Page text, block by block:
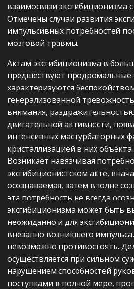
взаимосвязи эксгибиционизма
Отмечены случаи развития
импульсивных потребностей
мозговой травмы.
Актам эксгибиционизма в
предшествуют продромальные
характеризуются
генерализованной
внимания,
двигательной активности,
интенсивных мастурбаторных
кристаллизацией в них объекта
Возникает навязчивая
эксгибиционистском акте,
осознаваемая, затем вполне
эта потребность не всегда
эксгибиционизма может быть
неожиданно и для
внезапно возникшего
невозможно противостоять.
осуществляется при сильном
нарушением способностей
поступками в полной мере,